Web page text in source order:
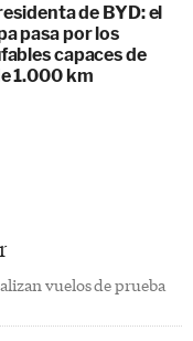
de BYD: el
pasa por los
capaces de
1.000 km
vuelos de prueba